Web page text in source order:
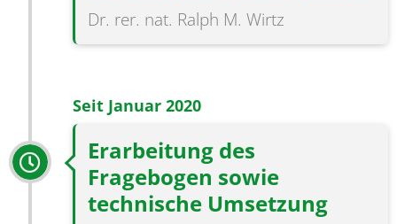
Dr. rer. nat. Ralph M. Wirtz
Seit Januar 2020
Erarbeitung des
Fragebogen sowie
technische Umsetzung